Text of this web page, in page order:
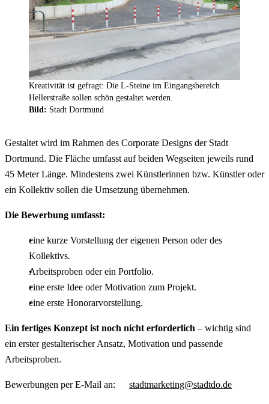
Kreativität ist gefragt: Die L-Steine im Eingangsbereich
Hellerstraße sollen schön gestaltet werden.
Bild: Stadt Dortmund
Gestaltet wird im Rahmen des Corporate Designs der Stadt
Dortmund. Die Fläche umfasst auf beiden Wegseiten jeweils rund
45 Meter Länge. Mindestens zwei Künstlerinnen bzw. Künstler oder
ein Kollektiv sollen die Umsetzung übernehmen.
Die Bewerbung umfasst:
eine kurze Vorstellung der eigenen Person oder des
Kollektivs.
Arbeitsproben oder ein Portfolio.
eine erste Idee oder Motivation zum Projekt.
eine erste Honorarvorstellung.
Ein fertiges Konzept ist noch nicht erforderlich – wichtig sind
ein erster gestalterischer Ansatz, Motivation und passende
Arbeitsproben.
Bewerbungen perE-Mail an: stadtmarketing@stadtdo.de